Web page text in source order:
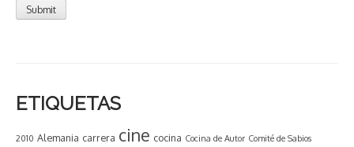
ETIQUETAS
2010 Alemania carrera cine cocina Cocina de Autor Comité de Sabios